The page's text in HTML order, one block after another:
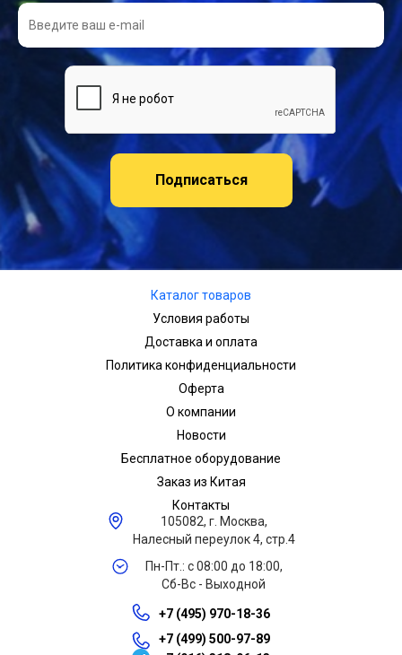
Подписаться
Каталог товаров
Условия работы
Доставка и оплата
Политика конфиденциальности
Оферта
О компании
Новости
Бесплатное оборудование
Заказ из Китая
Контакты
105082, г. Москва,
Налесный переулок 4, стр.4
Пн-Пт.: с 08:00 до 18:00,
Сб-Вс - Выходной
+7 (495) 970-18-36
+7 (499) 500-97-89